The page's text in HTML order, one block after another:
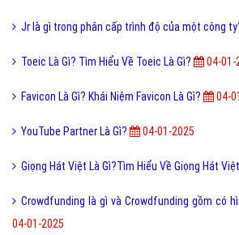
Jr là gì trong phân cấp trình độ của một công
Toeic Là Gì? Tìm Hiểu Về Toeic Là Gì? 04-01-
Favicon Là Gì? Khái Niệm Favicon Là Gì? 04-
YouTube Partner Là Gì? 04-01-2025
Giọng Hát Việt Là Gì?Tìm Hiểu Về Giọng Hát
Crowdfunding là gì và Crowdfunding gồm có
04-01-2025